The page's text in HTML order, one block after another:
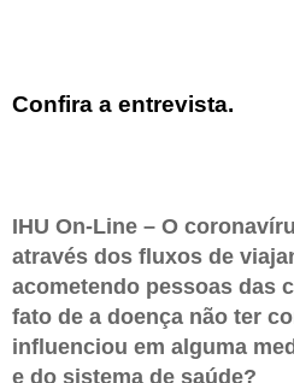
Confira a entrevista.
IHU On-Line – O
através dos fluxos de
acometendo pessoas das
fato de a doença não ter
influenciou em alguma
e do sistema de saúde?